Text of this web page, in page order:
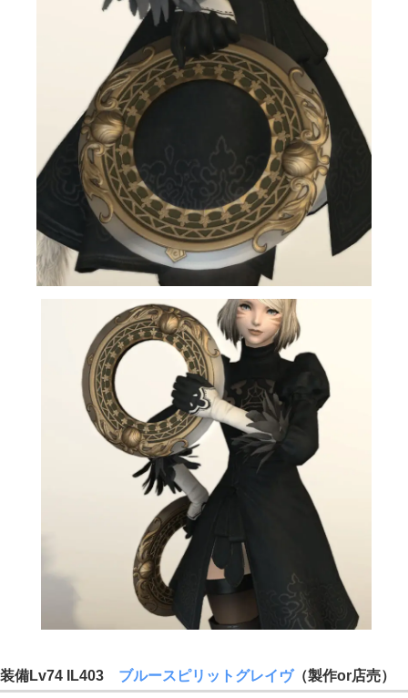
装備Lv74 IL403 ブルースピリットグレイヴ（製作or店売）